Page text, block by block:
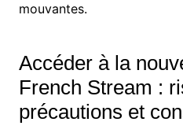
mouvantes.
Accéder à la
French Stream :
précautions et